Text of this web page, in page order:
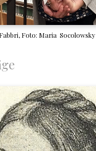
Foto: Maria Socolowsky